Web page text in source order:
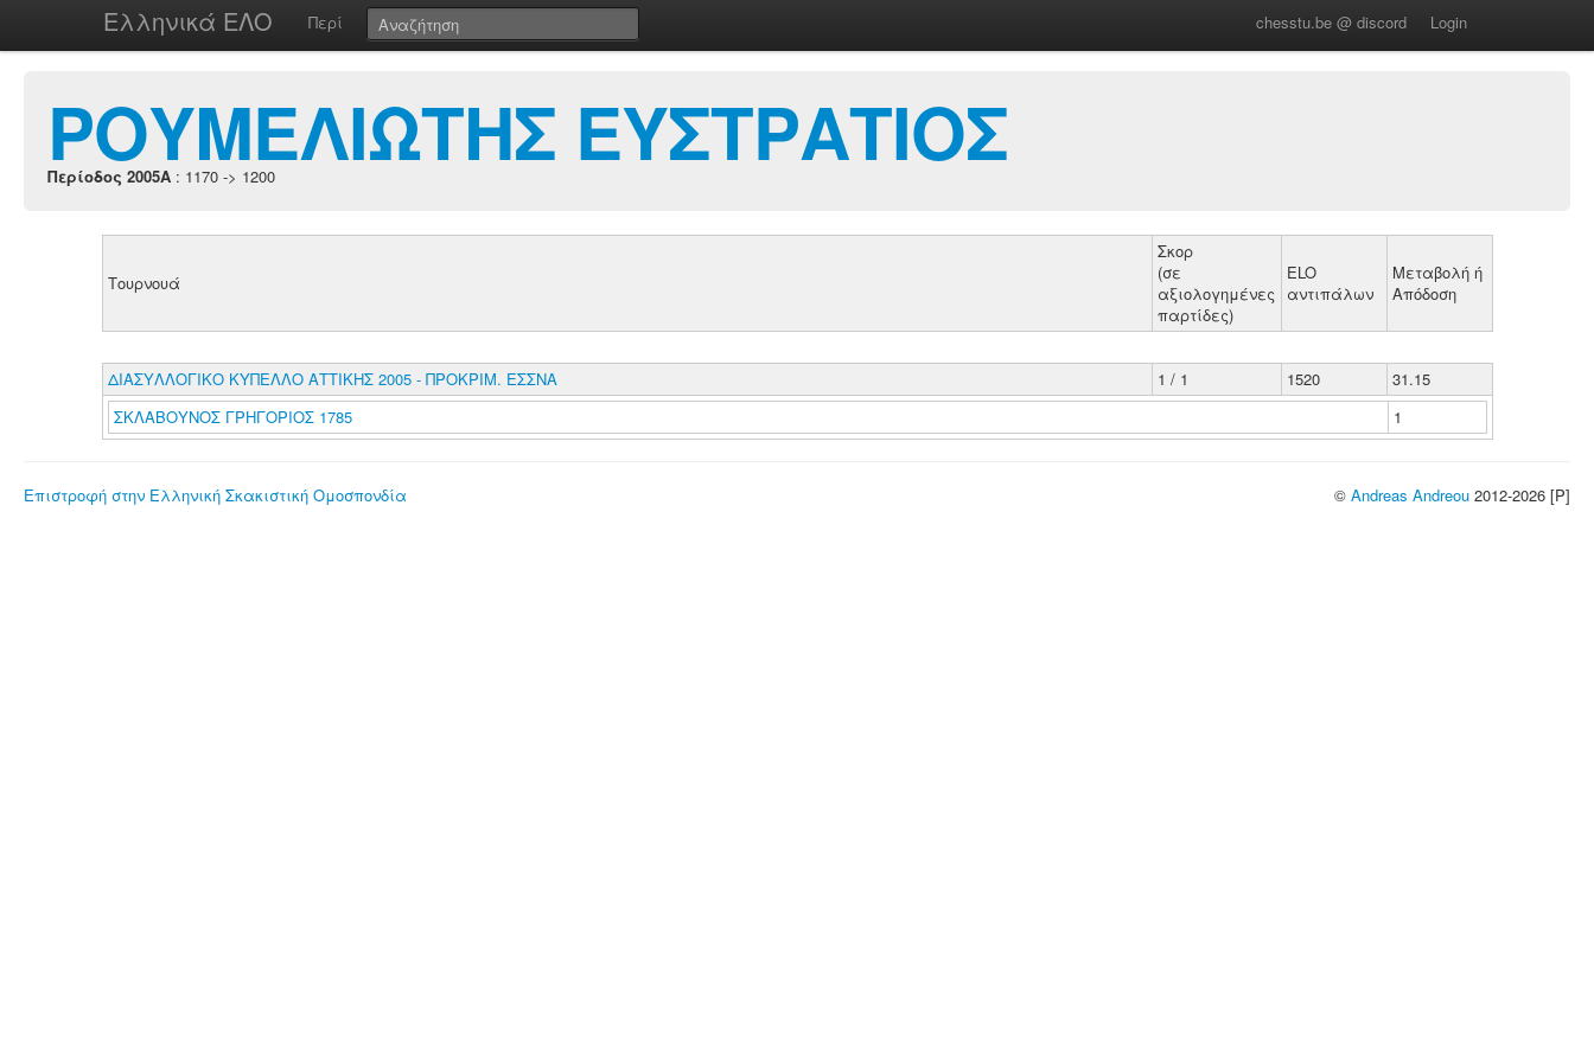
Ελληνικά ΕΛΟ Περί chesstu.be @ discord Login
ΡΟΥΜΕΛΙΩΤΗΣ ΕΥΣΤΡΑΤΙΟΣ
Περίοδος 2005A : 1170 -> 1200
Τουρνουά
Σκορ
(σε
αξιολογημένες
παρτίδες)
ELO
αντιπάλων
Μεταβολή ή
Απόδοση
ΔΙΑΣΥΛΛΟΓΙΚΟ ΚΥΠΕΛΛΟ ΑΤΤΙΚΗΣ 2005 - ΠΡΟΚΡΙΜ. ΕΣΣΝΑ 1 / 1 1520
31.15
ΣΚΛΑΒΟΥΝΟΣ ΓΡΗΓΟΡΙΟΣ 1785
1
Επιστροφή στην Ελληνική Σκακιστική Ομοσπονδία © Andreas Andreou 2012-2026 [P]